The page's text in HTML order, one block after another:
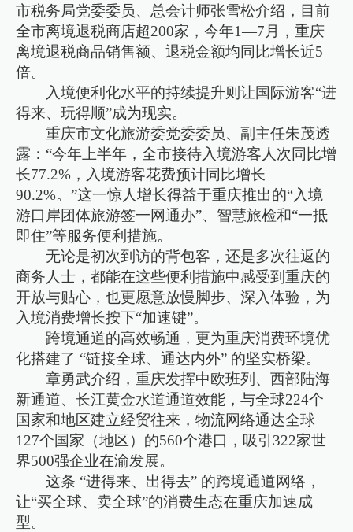
市税务局党委委员、总会计师张雪松介绍，目前
全市离境退税商店超200家，今年1—7月，重庆
离境退税商品销售额、退税金额均同比增长近5
倍。
入境便利化水平的持续提升则让国际游客“进
得来、玩得顺”成为现实。
重庆市文化旅游委党委委员、副主任朱茂透
露：“今年上半年，全市接待入境游客人次同比增
长77.2%，入境游客花费预计同比增长
90.2%。”这一惊人增长得益于重庆推出的“入境
游口岸团体旅游签一网通办”、智慧旅检和“一抵
即住”等服务便利措施。
无论是初次到访的背包客，还是多次往返的
商务人士，都能在这些便利措施中感受到重庆的
开放与贴心，也更愿意放慢脚步、深入体验，为
入境消费增长按下“加速键”。
跨境通道的高效畅通，更为重庆消费环境优
化搭建了 “链接全球、通达内外” 的坚实桥梁。
章勇武介绍，重庆发挥中欧班列、西部陆海
新通道、长江黄金水道通道效能，与全球224个
国家和地区建立经贸往来，物流网络通达全球
127个国家（地区）的560个港口，吸引322家世
界500强企业在渝发展。
这条 “进得来、出得去” 的跨境通道网络，
让“买全球、卖全球”的消费生态在重庆加速成
型。